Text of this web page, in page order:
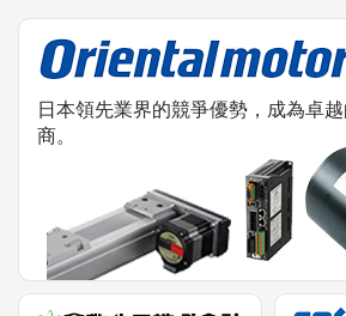
日本領先業界的競爭優勢，成為卓
商。